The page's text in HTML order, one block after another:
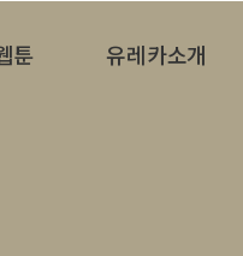
툰 유레카소개